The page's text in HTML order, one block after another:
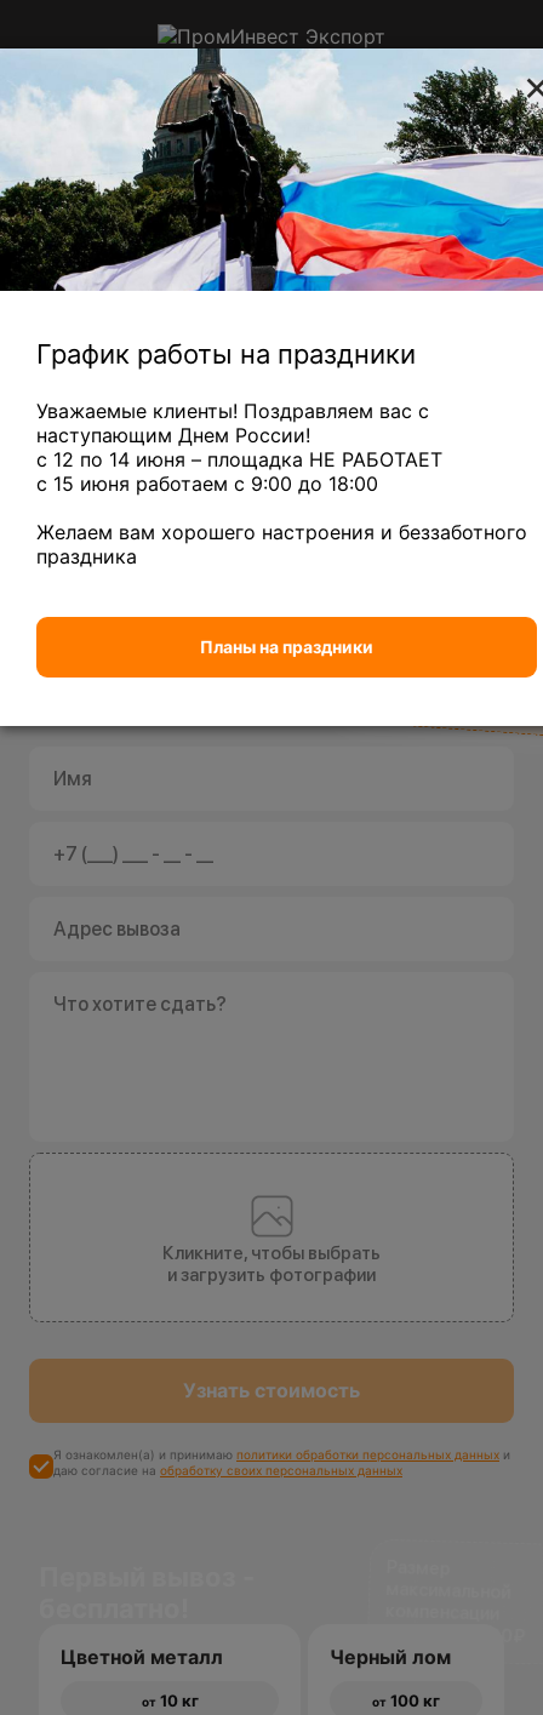
ПромИнвестЭкспорт
Приём цветного, электронного и
ювелирного лома в Санкт-
Петербурге
Радиаторы с медной трубкой — 310 ₽/кг Медный микс—
Главная
Электронный
Разъёмы
ОНП-ВС-224
ОНП-ВС-224 вилка
Вывоз
При первом заказе
Кликните, чтобы выбрать
и загрузить фотографии
Узнать стоимость
Я ознакомлен(а) и принимаю политики обработки персональных данных и
даю согласие на обработку своих персональных данных
Цветной металл
от 10 кг
Черный лом
от 100 кг
График работы на праздники
Уважаемые клиенты! Поздравляем вас с
наступающим Днем России!
с 12 по 14 июня – площадка НЕ РАБОТАЕТ
c 15 июня работаем с 9:00 до 18:00
Желаем вам хорошего настроения и беззаботного
праздника
Планы на праздники